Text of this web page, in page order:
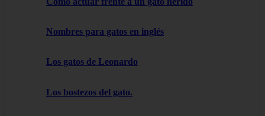
Nombres para gatos en inglés
Los gatos de Leonardo
Los bostezos del gato.